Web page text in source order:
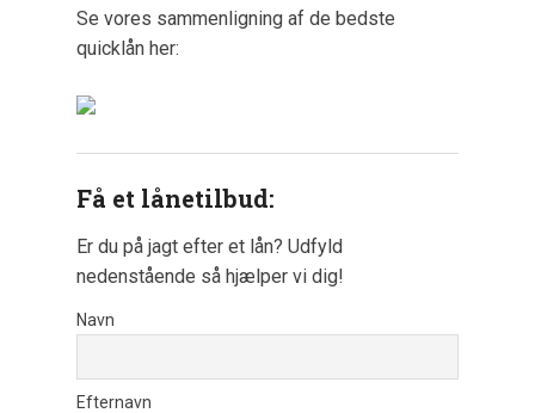
Se vores sammenligning af de bedste
quicklån her:
Få et lånetilbud:
Er du på jagt efter et lån? Udfyld
nedenstående så hjælper vi dig!
Navn
Efternavn